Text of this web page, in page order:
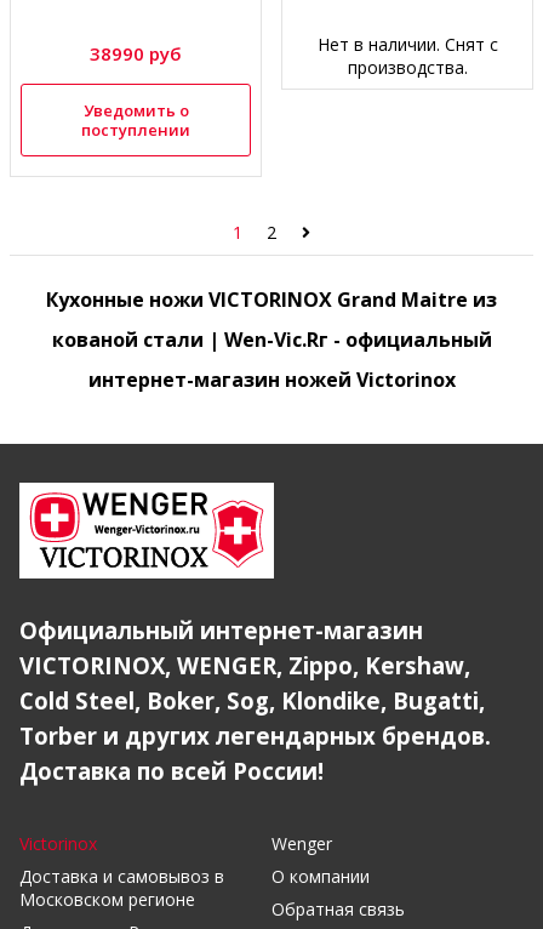
38990 руб
Уведомить о
поступлении
Нет в наличии. Снят с
производства.
1 2
Кухонные ножи VICTORINOX Grand Maitre из
кованой стали | Wen-Vic.Rг - официальный
интернет-магазин ножей Victorinox
Официальный интернет-магазин
VICTORINOX, WENGER, Zippo, Kershaw,
Cold Steel, Boker, Sog, Klondike, Bugatti,
Torber и других легендарных брендов.
Доставка по всей России!
Victorinox
Доставка и самовывоз в
Московском регионе
Wenger
О компании
Обратная связь